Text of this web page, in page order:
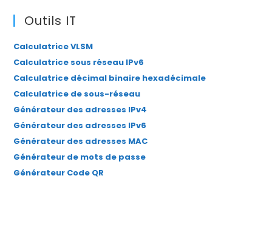
dans
un
nouvel
onglet
dans
nouvel
onglet
nouvel
onglet onglet
Outils IT
Calculatrice VLSM
Calculatrice sous réseau IPv6
Calculatrice décimal binaire hexadécimale
Calculatrice de sous-réseau
Générateur des adresses IPv4
Générateur des adresses IPv6
Générateur des adresses MAC
Générateur de mots de passe
Générateur Code QR